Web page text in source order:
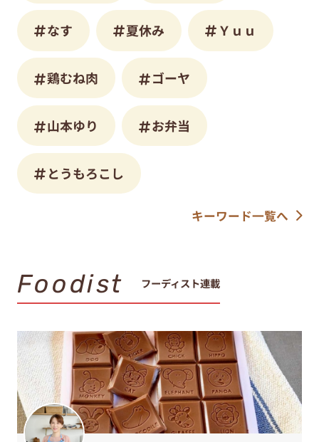
なす 夏休み Ｙｕｕ
鶏むね肉 ゴーヤ
山本ゆり お弁当
とうもろこし
キーワード一覧へ
Foodist フーディスト連載